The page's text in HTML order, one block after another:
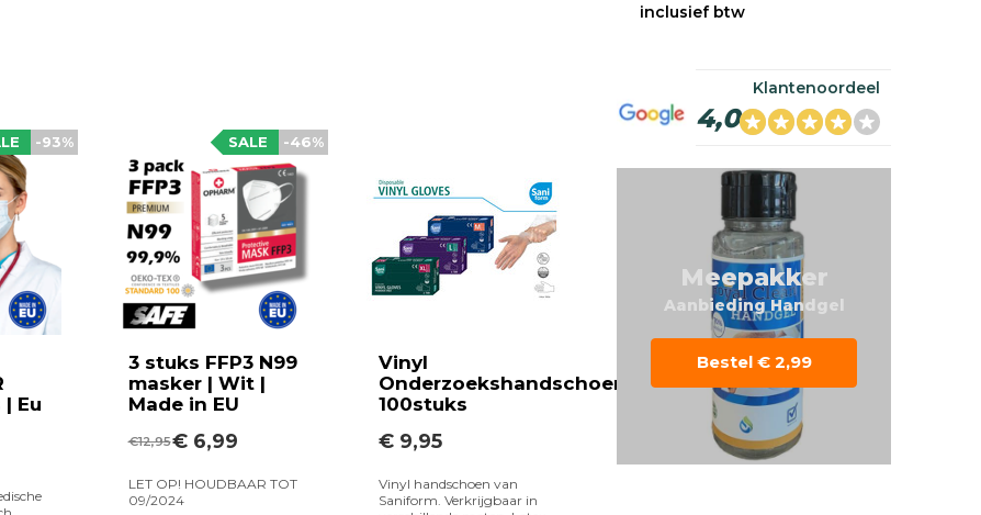
Eu
-93%
3 stuks FFP3 N99
masker | Wit |
Made in EU
-46%
SALE
€12,95€ 6,99
LET OP! HOUDBAAR TOT
09/2024
Vinyl
Onderzoekshandschoenen
100stuks
€ 9,95
Vinyl handschoen van
Saniform. Verkrijgbaar in
inclusief btw
4,0
Klantenoordeel
Meepakker
Aanbieding Handgel
Bestel € 2,99